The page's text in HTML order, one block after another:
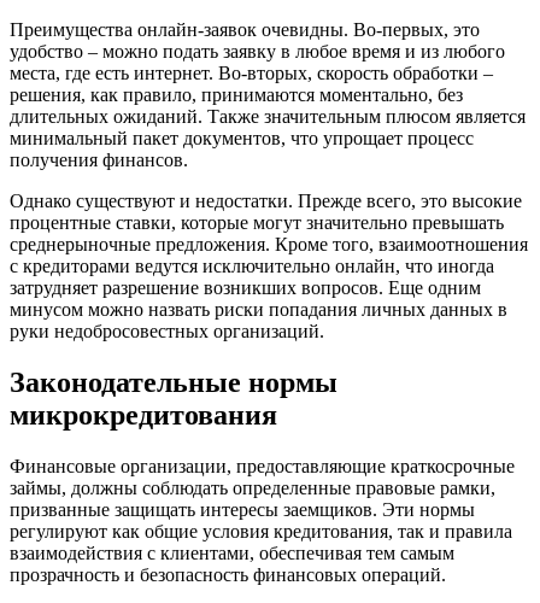
Преимущества онлайн-заявок очевидны. Во-первых, это
удобство – можно подать заявку в любое время и из любого
места, где есть интернет. Во-вторых, скорость обработки –
решения, как правило, принимаются моментально, без
длительных ожиданий. Также значительным плюсом является
минимальный пакет документов, что упрощает процесс
получения финансов.
Однако существуют и недостатки. Прежде всего, это высокие
процентные ставки, которые могут значительно превышать
среднерыночные предложения. Кроме того, взаимоотношения
с кредиторами ведутся исключительно онлайн, что иногда
затрудняет разрешение возникших вопросов. Еще одним
минусом можно назвать риски попадания личных данных в
руки недобросовестных организаций.
Законодательные нормы
микрокредитования
Финансовые организации, предоставляющие краткосрочные
займы, должны соблюдать определенные правовые рамки,
призванные защищать интересы заемщиков. Эти нормы
регулируют как общие условия кредитования, так и правила
взаимодействия с клиентами, обеспечивая тем самым
прозрачность и безопасность финансовых операций.